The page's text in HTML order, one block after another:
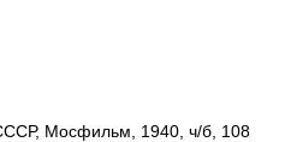
Мосфильм, 1940, ч/б, 108